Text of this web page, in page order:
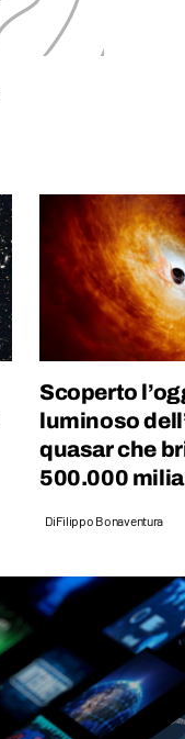
Scoperto
luminoso
quasar che
500.000
DiFilippo Bonaventura